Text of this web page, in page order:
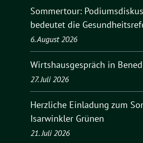
Sommertour:
bedeutet die
6. August 2026
Wirtshausgespräch in
27. Juli 2026
Herzliche Einladung zum
Isarwinkler Grünen
21. Juli 2026